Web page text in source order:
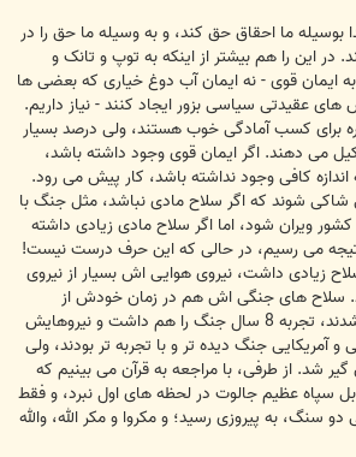
بوسیله ما احقاق حق کند، و به وسیله ما حق را در
در این را هم بیشتر از اینکه به توپ و تانک و
ایمان قوی - نه ایمان آب دوغ خیاری که بعضی ها
عقیدتی سیاسی بزور ایجاد کنند - نیاز داریم.
برای کسب آمادگی خوب هستند، ولی درصد بسیار
می دهند. اگر ایمان قوی وجود داشته باشد،
کافی وجود نداشته باشد، کار پیش می رود.
شوند که اگر سلاح مادی نباشد، مثل جنگ با
و کشور ویران شود، اما اگر سلاح مادی زیادی داشته
می رسیم، در حالی که این حرف درست نیست!
هم در سال 1991 سلاح زیادی داشت، نیروی هوایی اش بسیار از نیروی
سلاح های جنگی اش هم در زمان خودش از
مدرنترین ها محسوب می شدند، تجربه 8 سال جنگ را هم داشت و نیروهایش
و آمریکایی جنگ دیده تر و با تجربه تر بودند، ولی
شد. از طرفی، با مراجعه به قرآن می بینیم که
سپاه عظیم جالوت در لحظه های اول نبرد، و فقط
سنگ، به پیروزی رسید؛ و مکروا و مکر الله، والله